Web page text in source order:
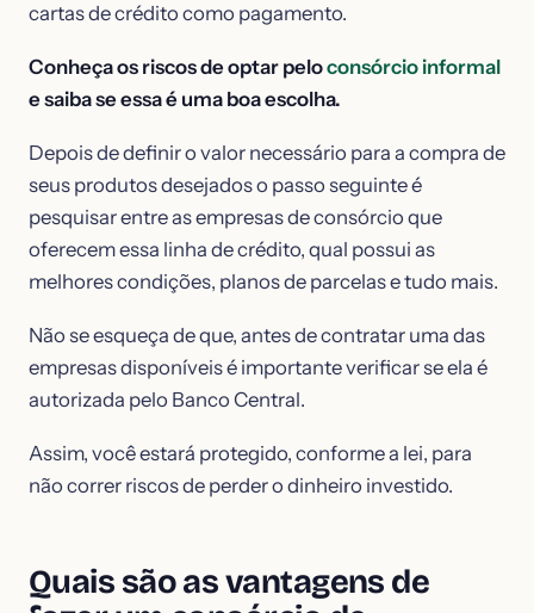
cartas de crédito como pagamento.
Conheça os riscos de optar peloconsórcio informal
e saiba se essa é uma boa escolha.
Depois de definir o valor necessário para a compra de
seus produtos desejados o passo seguinte é
pesquisar entre as empresas de consórcio que
oferecem essa linha de crédito, qual possui as
melhores condições, planos de parcelas e tudo mais.
Não se esqueça de que, antes de contratar uma das
empresas disponíveis é importante verificar se ela é
autorizada pelo Banco Central.
Assim, você estará protegido, conforme a lei, para
não correr riscos de perder o dinheiro investido.
Quais são as vantagens de